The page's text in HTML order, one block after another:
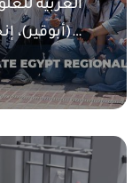
العربية
(أبوقير)، إنجازاً علمياً جديداً باقتناصه…